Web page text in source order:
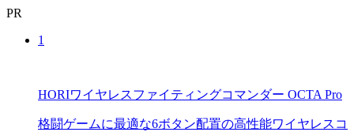
PR
1
HORIワイヤレスファイティングコマンダー OCTA Pro
格闘ゲームに最適な6ボタン配置の高性能ワイヤレスコ